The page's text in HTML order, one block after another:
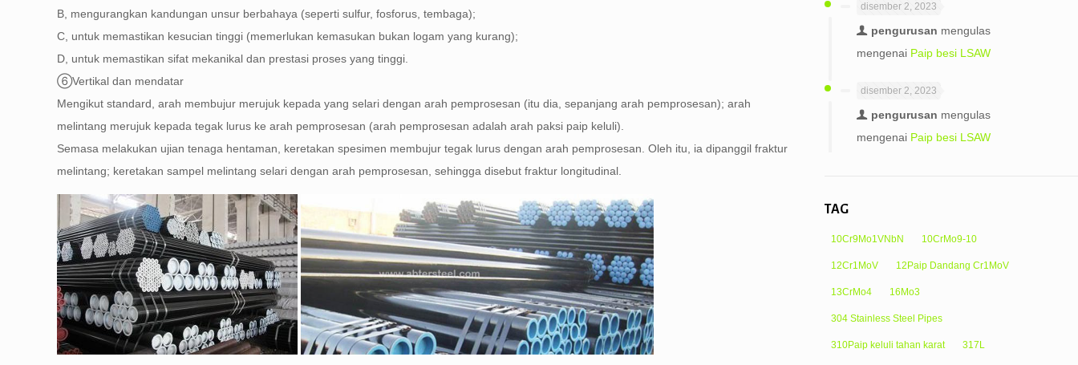
B, mengurangkan kandungan unsur berbahaya (seperti sulfur, fosforus, tembaga);
C, untuk memastikan kesucian tinggi (memerlukan kemasukan bukan logam yang kurang);
D, untuk memastikan sifat mekanikal dan prestasi proses yang tinggi.
⑥Vertikal dan mendatar
Mengikut standard, arah membujur merujuk kepada yang selari dengan arah pemprosesan (itu dia, sepanjang arah pemprosesan); arah
melintang merujuk kepada tegak lurus ke arah pemprosesan (arah pemprosesan adalah arah paksi paip keluli).
Semasa melakukan ujian tenaga hentaman, keretakan spesimen membujur tegak lurus dengan arah pemprosesan. Oleh itu, ia dipanggil fraktur
melintang; keretakan sampel melintang selari dengan arah pemprosesan, sehingga disebut fraktur longitudinal.
disember 2, 2023
pengurusan mengulas
mengenai Paip besi LSAW
disember 2, 2023
pengurusan mengulas
mengenai Paip besi LSAW
TAG
10Cr9Mo1VNbN 10CrMo9-10
12Cr1MoV 12Paip Dandang Cr1MoV
13CrMo4 16Mo3
304 Stainless Steel Pipes
310Paip keluli tahan karat 317L